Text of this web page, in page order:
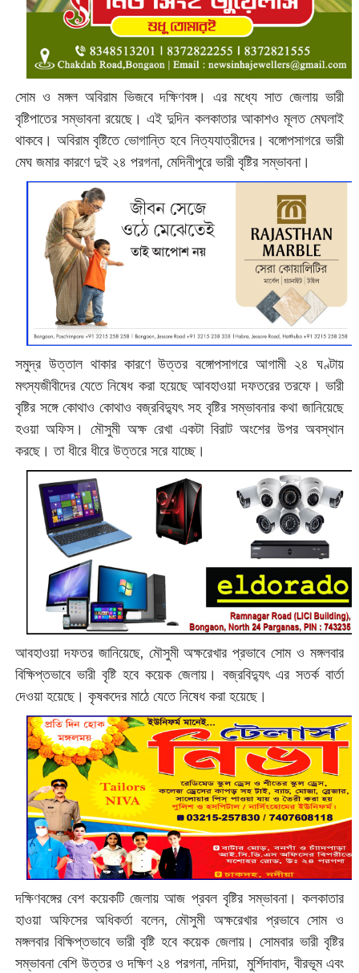
সোম ও মঙ্গল অবিরাম ভিজবে দক্ষিণবঙ্গ। এর মধ্যে সাত জেলায় ভারী
বৃষ্টিপাতের সম্ভাবনা রয়েছে। এই দুদিন কলকাতার আকাশও মূলত মেঘলাই
থাকবে। অবিরাম বৃষ্টিতে ভোগান্তি হবে নিত্যযাত্রীদের। বঙ্গোপসাগরে ভারী
মেঘ জমার কারণে দুই ২৪ পরগনা, মেদিনীপুরে ভারী বৃষ্টির সম্ভাবনা।
সমুদ্র উত্তাল থাকার কারণে উত্তর বঙ্গোপসাগরে আগামী ২৪ ঘণ্টায়
মৎস্যজীবীদের যেতে নিষেধ করা হয়েছে আবহাওয়া দফতরের তরফে। ভারী
বৃষ্টির সঙ্গে কোথাও কোথাও বজ্রবিদ্যুৎ সহ বৃষ্টির সম্ভাবনার কথা জানিয়েছে
হওয়া অফিস। মৌসুমী অক্ষ রেখা একটা বিরাট অংশের উপর অবস্থান
করছে। তা ধীরে ধীরে উত্তরে সরে যাচ্ছে।
আবহাওয়া দফতর জানিয়েছে, মৌসুমী অক্ষরেখার প্রভাবে সোম ও মঙ্গলবার
বিক্ষিপ্তভাবে ভারী বৃষ্টি হবে কয়েক জেলায়। বজ্রবিদ্যুৎ এর সতর্ক বার্তা
দেওয়া হয়েছে। কৃষকদের মাঠে যেতে নিষেধ করা হয়েছে।
দক্ষিণবঙ্গের বেশ কয়েকটি জেলায় আজ প্রবল বৃষ্টির সম্ভাবনা। কলকাতার
হাওয়া অফিসের অধিকর্তা বলেন, মৌসুমী অক্ষরেখার প্রভাবে সোম ও
মঙ্গলবার বিক্ষিপ্তভাবে ভারী বৃষ্টি হবে কয়েক জেলায়। সোমবার ভারী বৃষ্টির
সম্ভাবনা বেশি উত্তর ও দক্ষিণ ২৪ পরগনা, নদিয়া, মুর্শিদাবাদ, বীরভূম এবং